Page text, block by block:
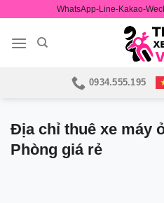
content
WhatsApp-Line-Kakao-
0934.555.195
Địa chỉ thuê xe máy
Phòng giá rẻ